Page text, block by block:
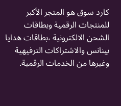
سوق هو المتجر الأكبر
الرقمية وبطاقات
الالكترونية ،بطاقات هدايا
والاشتراكات الترفيهية
من الخدمات الرقمية.